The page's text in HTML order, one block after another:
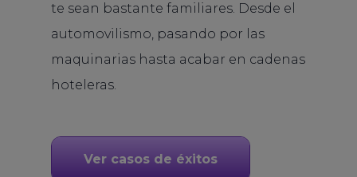
te sean bastante familiares. Desde el
automovilismo, pasando por las
maquinarias hasta acabar en cadenas
hoteleras.
Ver casos de éxitos